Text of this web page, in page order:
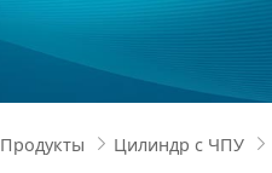
Продукты  Цилиндр с ЧПУ 